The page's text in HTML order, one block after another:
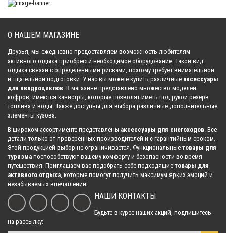
Защита днища для квадроцикла ATV 800-X8 2012- (ALFeco)
28 771.00 р.
Защита днища для квадроцикла ATV 800-Z8 EFI 2013- (ALFeco)
54 495.00 р.
Защита днища для квадроцикла ATV 800 U8 Tracker 2013- (ALFeco)
50 295.00 р.
Защита днища для квадроцикла ATV 500/2A 2009- (ALFeco)
28 770.00 р.
Защита днища для квадроцикла ATV 500 A 2009- (ALFeco)
28 770.00 р.
О НАШЕМ МАГАЗИНЕ
Друзья, мы ежедневно предоставляем возможность любителям
активного отдыха приобрести необходимое оборудование. Такой вид
отдыха связан с определенными рисками, поэтому требует внимательной
и тщательной подготовки. У нас вы можете купить различные аксессуары
для квадроциклов . В магазине представлено множество моделей
кофров, имеются канистры, которые позволят иметь под рукой резерв
топлива и воды. Также доступны для выбора различные дополнительные
элементы кузова.
В широком ассортименте представлены аксессуары для снегоходов . Все
детали только от проверенных производителей и с гарантийным сроком.
Этой продукцией выбор не ограничивается. Функциональные товары для
туризма поспособствуют вашему комфорту и безопасности во время
путешествия. Приглашаем вас подобрать себе подходящие товары для
активного отдыха , которые помогут получить максимум ярких эмоций и
незабываемых впечатлений.
НАШИ КОНТАКТЫ
Будьте в курсе наших акций, подпишитесь
на рассылку: